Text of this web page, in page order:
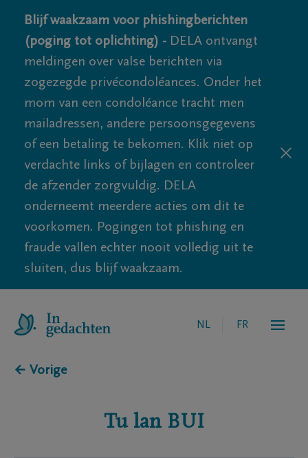
Blijf waakzaam voor phishingberichten
(poging tot oplichting) - DELA ontvangt
meldingen over valse berichten via
zogezegde privécondoléances. Onder het
mom van een condoléance tracht men
mailadressen, andere persoonsgegevens
of een betaling te bekomen. Klik niet op
verdachte links of bijlagen en controleer
de afzender zorgvuldig. DELA
onderneemt meerdere acties om dit te
voorkomen. Pogingen tot phishing en
fraude vallen echter nooit volledig uit te
sluiten, dus blijf waakzaam.
NL FR
← Vorige
Tu lan BUI